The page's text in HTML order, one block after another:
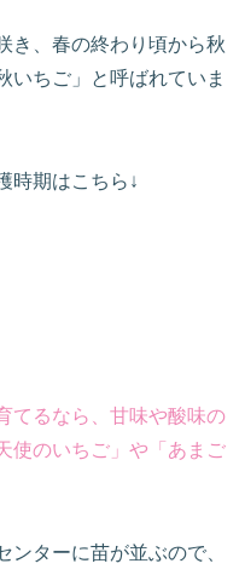
き、春の終わり頃から秋
いちご」と呼ばれていま
時期はこちら↓
てるなら、甘味や酸味の
使のいちご」や「あまご
ターに苗が並ぶので、